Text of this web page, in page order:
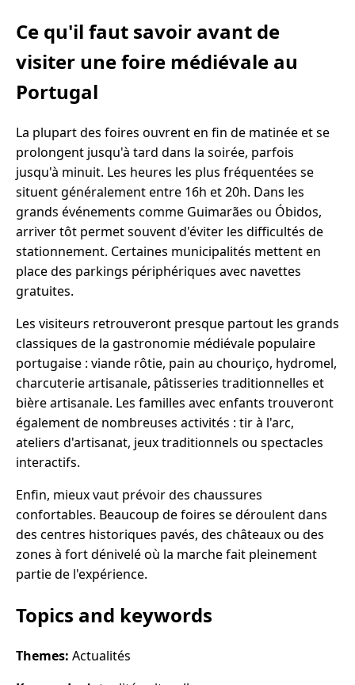
Ce qu'il faut savoir avant de
visiter une foire médiévale au
Portugal
La plupart des foires ouvrent en fin de matinée et se
prolongent jusqu'à tard dans la soirée, parfois
jusqu'à minuit. Les heures les plus fréquentées se
situent généralement entre 16h et 20h. Dans les
grands événements comme Guimarães ou Óbidos,
arriver tôt permet souvent d'éviter les difficultés de
stationnement. Certaines municipalités mettent en
place des parkings périphériques avec navettes
gratuites.
Les visiteurs retrouveront presque partout les grands
classiques de la gastronomie médiévale populaire
portugaise : viande rôtie, pain au chouriço, hydromel,
charcuterie artisanale, pâtisseries traditionnelles et
bière artisanale. Les familles avec enfants trouveront
également de nombreuses activités : tir à l'arc,
ateliers d'artisanat, jeux traditionnels ou spectacles
interactifs.
Enfin, mieux vaut prévoir des chaussures
confortables. Beaucoup de foires se déroulent dans
des centres historiques pavés, des châteaux ou des
zones à fort dénivelé où la marche fait pleinement
partie de l'expérience.
Topics and keywords
Themes: Actualités